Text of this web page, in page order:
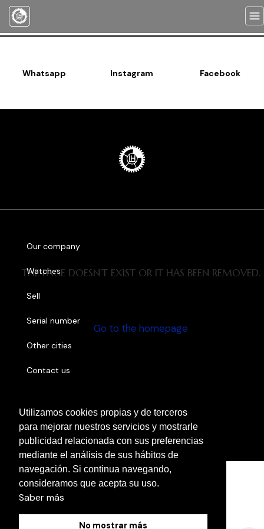
Utilizamos cookies propias y de terceros
para mejorar nuestros servicios y mostrarle
publicidad relacionada con sus preferencias
mediante el análisis de sus hábitos de
navegación. Si continua navegando,
consideramos que acepta su uso.
Saber más
No mostrar más
THE PAGE DOESN'T EXIST OR IT HAS BEEN REMOVED.
Go to the homepage
Whatsapp Instagram Facebook
Our company
Watches
Sell
Serial number
Other cities
Contact us
Cookies Policy
Legal Notice
Privacy Policy